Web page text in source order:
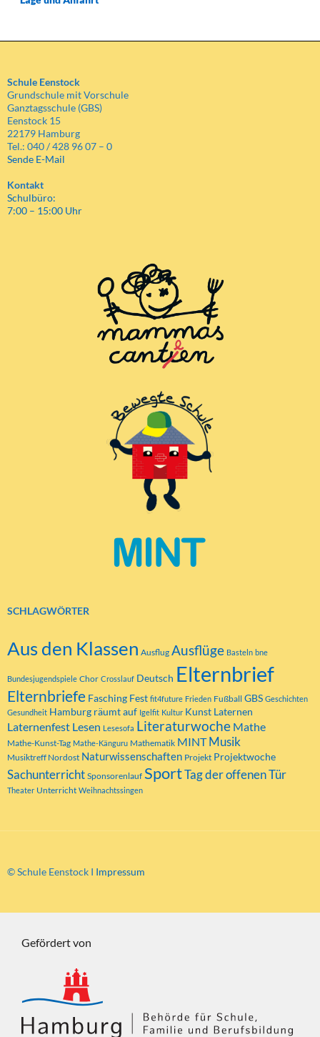
Schule Eenstock
Grundschule mit Vorschule
Ganztagsschule (GBS)
Eenstock 15
22179 Hamburg
Tel.: 040 / 428 96 07 – 0
Sende E-Mail
Kontakt
Schulbüro:
7:00 – 15:00 Uhr
SCHLAGWÖRTER
Aus den Klassen Ausflug Ausflüge Basteln bne
Bundesjugendspiele Chor Crosslauf Deutsch Elternbrief
Elternbriefe Fasching Fest fit4future Frieden Fußball GBS Geschichten
Gesundheit Hamburg räumt auf Igelfit Kultur Kunst Laternen
Laternenfest Lesen Lesesofa Literaturwoche Mathe
Mathe-Kunst-Tag Mathe-Känguru Mathematik MINT Musik
Musiktreff Nordost Naturwissenschaften Projekt Projektwoche
Sachunterricht Sponsorenlauf SportTag der offenen Tür
Theater Unterricht Weihnachtssingen
© Schule Eenstock I Impressum
Gefördert von